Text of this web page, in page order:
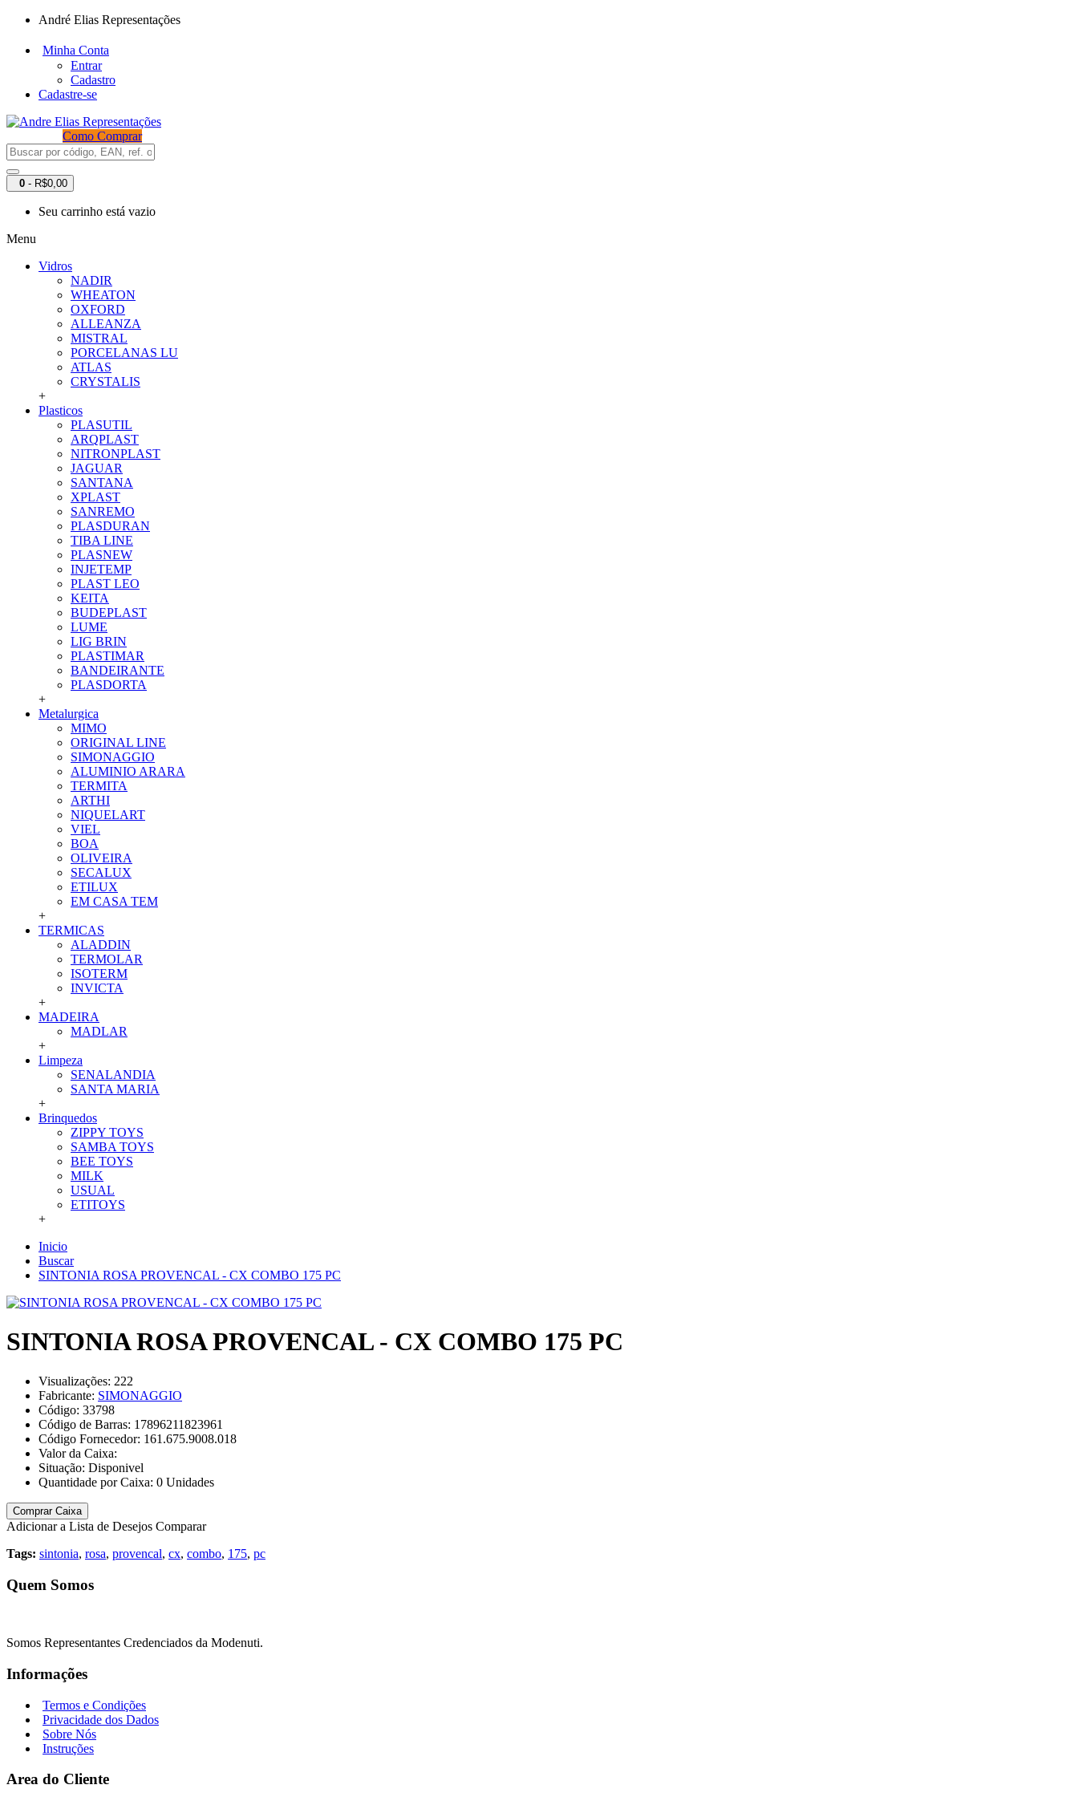
André Elias Representações
Minha Conta
Entrar
Cadastro
Cadastre-se
Como Comprar
0 - R$0,00
Seu carrinho está vazio
Menu
Vidros
NADIR
WHEATON
OXFORD
ALLEANZA
MISTRAL
PORCELANAS LU
ATLAS
CRYSTALIS
+
Plasticos
PLASUTIL
ARQPLAST
NITRONPLAST
JAGUAR
SANTANA
XPLAST
SANREMO
PLASDURAN
TIBA LINE
PLASNEW
INJETEMP
PLAST LEO
KEITA
BUDEPLAST
LUME
LIG BRIN
PLASTIMAR
BANDEIRANTE
PLASDORTA
+
Metalurgica
MIMO
ORIGINAL LINE
SIMONAGGIO
ALUMINIO ARARA
TERMITA
ARTHI
NIQUELART
VIEL
BOA
OLIVEIRA
SECALUX
ETILUX
EM CASA TEM
+
TERMICAS
ALADDIN
TERMOLAR
ISOTERM
INVICTA
+
MADEIRA
MADLAR
+
Limpeza
SENALANDIA
SANTA MARIA
+
Brinquedos
ZIPPY TOYS
SAMBA TOYS
BEE TOYS
MILK
USUAL
ETITOYS
+
Inicio
Buscar
SINTONIA ROSA PROVENCAL - CX COMBO 175 PC
SINTONIA ROSA PROVENCAL - CX COMBO 175 PC
Visualizações: 222
Fabricante: SIMONAGGIO
Código: 33798
Código de Barras: 17896211823961
Código Fornecedor: 161.675.9008.018
Valor da Caixa:
Situação: Disponivel
Quantidade por Caixa: 0 Unidades
Comprar Caixa
Adicionar a Lista de Desejos Comparar
Tags: sintonia, rosa, provencal, cx, combo, 175, pc
Quem Somos
Somos Representantes Credenciados da Modenuti.
Informações
Termos e Condições
Privacidade dos Dados
Sobre Nós
Instruções
Area do Cliente